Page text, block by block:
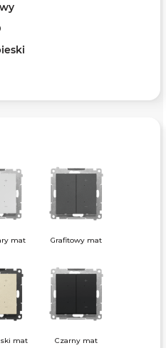
mat Grafitowy mat
mat Czarny mat